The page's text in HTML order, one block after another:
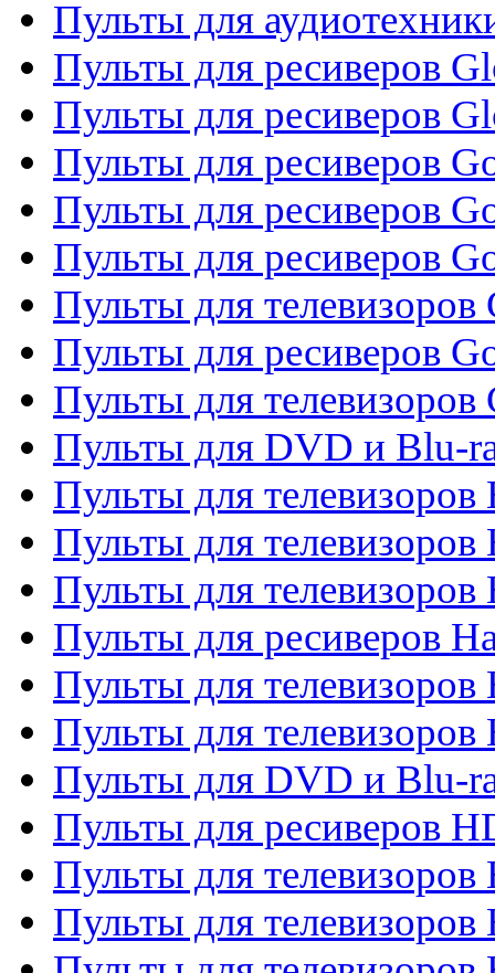
Пульты для
Пульты для ресиверов
Пульты для ресиверов
Пульты для ресиверов
Пульты для ресиверов
Пульты для ресиверов
Пульты для телевизоров
Пульты для ресиверов
Пульты для телевизоров
Пульты для DVD и Blu-
Пульты для телевизоров
Пульты для телевизоров
Пульты для
Пульты для ресиверов
Пульты для телевизоров
Пульты для телевизоров
Пульты для DVD и Blu-
Пульты для ресиверов
Пульты для
Пульты для телевизоров